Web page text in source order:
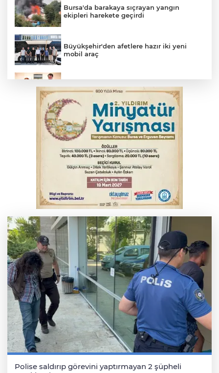
Bursa'da barakaya sıçrayan yangın
ekipleri harekete geçirdi
Büyükşehir'den afetlere hazır iki yeni
mobil araç
bir araya geldi
Yargıtay’dan primle çalışanlara müjde
Serbest piyasada altın fiyatları...
Bursa’da bugün hava nasıl olacak?
Polise saldırıp görevini yaptırmayan 2 şüpheli